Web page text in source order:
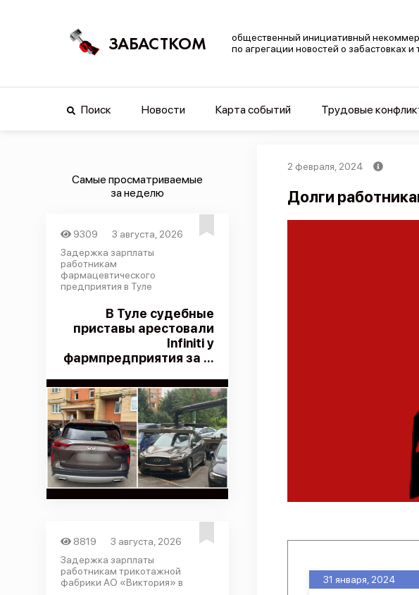
ЗАБАСТКОМ
общественный инициативный
по агрегации новостей о забастовках
Поиск Новости Карта событий Трудовые
Самые просматриваемые
за неделю
9309
3 августа, 2026
Задержка зарплаты
работникам
фармацевтического
предприятия в Туле
В Туле судебные
приставы арестовали
Infiniti у
фармпредприятия за ...
8819
3 августа, 2026
Задержка зарплаты
работникам трикотажной
фабрики АО «Виктория» в
2 февраля, 2024
Долги
31 января, 2024